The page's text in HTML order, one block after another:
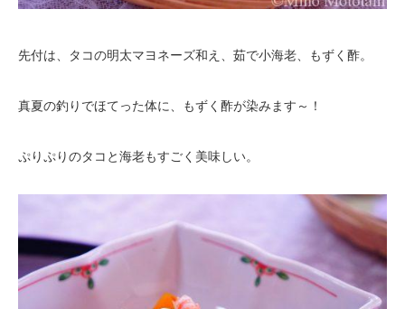
先付は、タコの明太マヨネーズ和え、茹で小海老、もずく酢。
真夏の釣りでほてった体に、もずく酢が染みます～！
ぷりぷりのタコと海老もすごく美味しい。